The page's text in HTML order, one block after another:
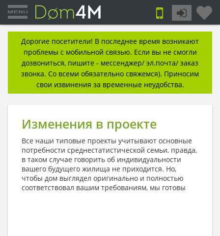
Дорогие посетители! В последнее время возникают
проблемы с мобильной связью. Если вы не смогли
дозвониться, пишите - мессенджер/ эл.почта/ заказ
звонка. Со всеми обязательно свяжемся). Приносим
свои извинения за временные неудобства.
Изменения в проекте
Все наши типовые проекты учитывают основные
потребности среднестатистической семьи, правда,
в таком случае говорить об индивидуальности
вашего будущего жилища не приходится. Но,
чтобы дом выглядел оригинально и полностью
соответствовал вашим требованиям, мы готовы